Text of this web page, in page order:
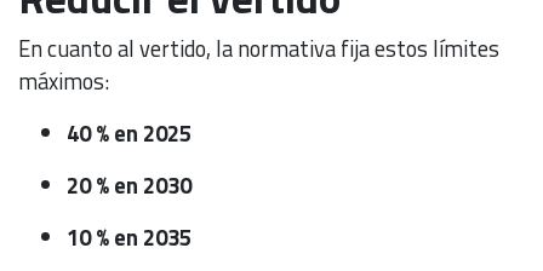
En cuanto al vertido, la normativa fija estos límites
máximos:
40 % en 2025
20 % en 2030
10 % en 2035